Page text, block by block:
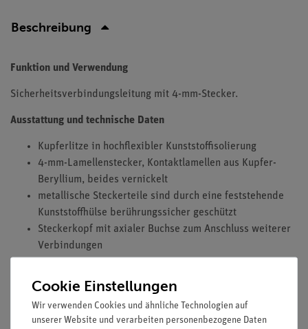
Beschreibung
Funktion und Verwendung
Sicherheitsverbindungsleitung mit 4-mm-Stecker.
Ausstattung und technische Daten
Kupferlitze in hochflexibler Kunststoffisolierung
4-mm-Lamellenstecker, Kontaktlamellen aus Kupfer-
Beryllium, beides vernickelt
metallische Steckerteile sind durch eine feststehende
Kunststoffhülse berührungssicher geschützt
Steckerkopf mit axialer Buchse zum Anschluss weiterer
Verbindungen
Leiterquerschnitt: 2,5 mm
Dauerbelastbarkeit: 32 A
Cookie Einstellungen
Wir verwenden Cookies und ähnliche Technologien auf
unserer Website und verarbeiten personenbezogene Daten